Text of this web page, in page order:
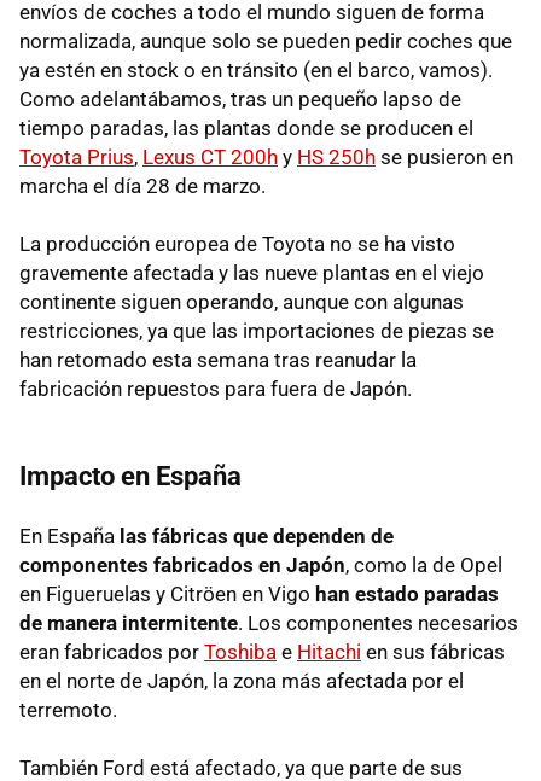
envíos de coches a todo el mundo siguen de forma
normalizada, aunque solo se pueden pedir coches que
ya estén en stock o en tránsito (en el barco, vamos).
Como adelantábamos, tras un pequeño lapso de
tiempo paradas, las plantas donde se producen el
Toyota Prius, Lexus CT 200h y HS 250h se pusieron en
marcha el día 28 de marzo.
La producción europea de Toyota no se ha visto
gravemente afectada y las nueve plantas en el viejo
continente siguen operando, aunque con algunas
restricciones, ya que las importaciones de piezas se
han retomado esta semana tras reanudar la
fabricación repuestos para fuera de Japón.
Impacto en España
En España las fábricas que dependen de
componentes fabricados en Japón, como la de Opel
en Figueruelas y Citröen en Vigo han estado paradas
de manera intermitente. Los componentes necesarios
eran fabricados por Toshiba e Hitachi en sus fábricas
en el norte de Japón, la zona más afectada por el
terremoto.
También Ford está afectado, ya que parte de sus